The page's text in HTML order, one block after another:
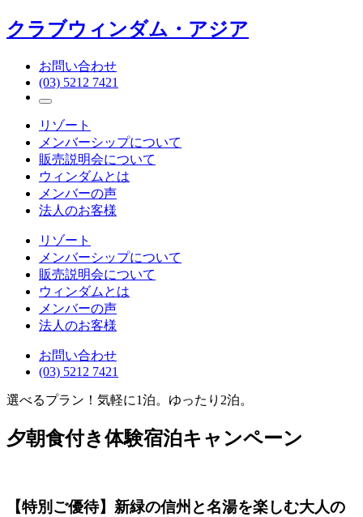
クラブウィンダム・アジア
お問い合わせ
(03) 5212 7421
リゾート
メンバーシップについて
販売説明会について
ウィンダムとは
メンバーの声
法人のお客様
リゾート
メンバーシップについて
販売説明会について
ウィンダムとは
メンバーの声
法人のお客様
お問い合わせ
(03) 5212 7421
選べるプラン！気軽に1泊。ゆったり2泊。
夕朝食付き体験宿泊キャンペーン
【特別ご優待】新緑の信州と名湯を楽しむ大人の